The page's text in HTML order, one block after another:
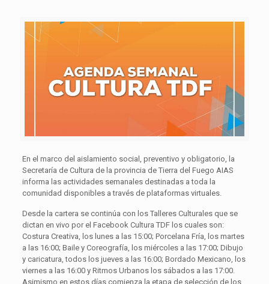
En el marco del aislamiento social, preventivo y obligatorio, la
Secretaría de Cultura de la provincia de Tierra del Fuego AIAS
informa las actividades semanales destinadas a toda la
comunidad disponibles a través de plataformas virtuales.
Desde la cartera se continúa con los Talleres Culturales que se
dictan en vivo por el Facebook Cultura TDF los cuales son:
Costura Creativa, los lunes a las 15:00; Porcelana Fría, los martes
a las 16:00; Baile y Coreografía, los miércoles a las 17:00; Dibujo
y caricatura, todos los jueves a las 16:00; Bordado Mexicano, los
viernes a las 16:00 y Ritmos Urbanos los sábados a las 17:00.
Asimismo en estos días comienza la etapa de selección de los